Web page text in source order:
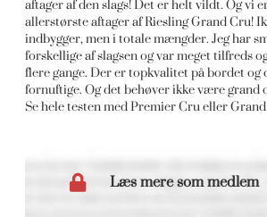
aftager af den slags! Det er helt vildt. Og vi
allerstørste aftager af Riesling Grand Cru!
indbygger, men i totale mængder. Jeg har
forskellige af slagsen og var meget tilfreds
flere gange. Der er topkvalitet på bordet og
fornuftige. Og det behøver ikke være grand
Se hele testen med Premier Cru eller
Læs mere som medlem